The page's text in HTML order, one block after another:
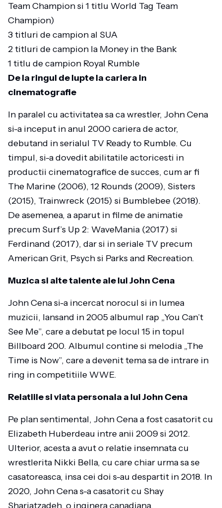
Team Champion si 1 titlu World Tag Team
Champion)
3 titluri de campion al SUA
2 titluri de campion la Money in the Bank
1 titlu de campion Royal Rumble
De la ringul de lupte la cariera in
cinematografie
In paralel cu activitatea sa ca wrestler, John Cena
si-a inceput in anul 2000 cariera de actor,
debutand in serialul TV Ready to Rumble. Cu
timpul, si-a dovedit abilitatile actoricesti in
productii cinematografice de succes, cum ar fi
The Marine (2006), 12 Rounds (2009), Sisters
(2015), Trainwreck (2015) si Bumblebee (2018).
De asemenea, a aparut in filme de animatie
precum Surf’s Up 2: WaveMania (2017) si
Ferdinand (2017), dar si in seriale TV precum
American Grit, Psych si Parks and Recreation.
Muzica si alte talente ale lui John Cena
John Cena si-a incercat norocul si in lumea
muzicii, lansand in 2005 albumul rap „You Can’t
See Me”, care a debutat pe locul 15 in topul
Billboard 200. Albumul contine si melodia „The
Time is Now”, care a devenit tema sa de intrare in
ring in competitiile WWE.
Relatiile si viata personala a lui John Cena
Pe plan sentimental, John Cena a fost casatorit cu
Elizabeth Huberdeau intre anii 2009 si 2012.
Ulterior, acesta a avut o relatie insemnata cu
wrestlerita Nikki Bella, cu care chiar urma sa se
casatoreasca, insa cei doi s-au despartit in 2018. In
2020, John Cena s-a casatorit cu Shay
Shariatzadeh, o inginera canadiana.